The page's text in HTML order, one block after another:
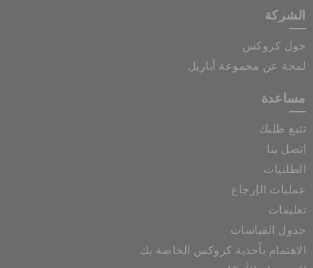
الشركة
حول كروكس
لمحة عن مجموعة أباريل
مساعدة
تتبع طلبك
اتصل بنا
الطلبيات
عمليات الإرجاع
تعليمات
جدول القياسات
الاهتمام بأحذية كروكس الخاصة بك